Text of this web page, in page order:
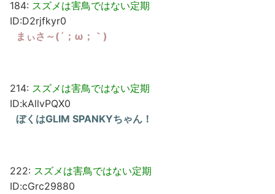
184: スズメは害鳥ではない定期
ID:D2rjfkyr0
まぃさ～(´；ω；｀)
214: スズメは害鳥ではない定期
ID:kAllvPQX0
ぼくはGLIM SPANKYちゃん！
222: スズメは害鳥ではない定期
ID:cGrc29880